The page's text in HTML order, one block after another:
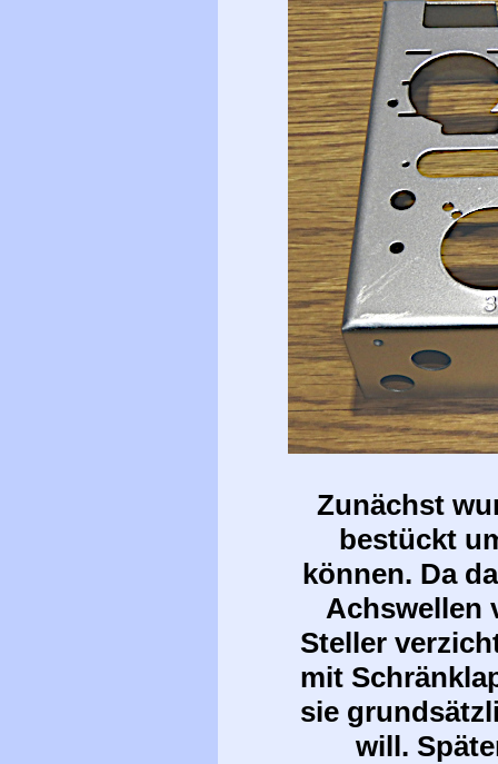
Zunächst
bestückt
können. Da
Achswellen
Steller
mit
sie
will.